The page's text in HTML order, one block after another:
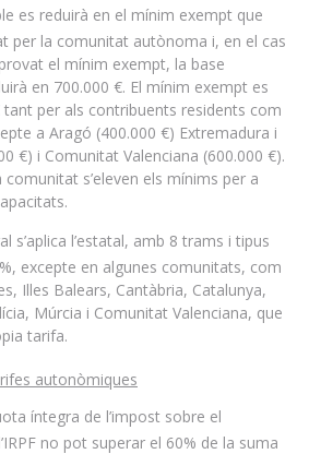
es reduirà en el mínim exempt que
per la comunitat autònoma i, en el cas
el mínim exempt, la base
en 700.000 €. El mínim exempt es
tant per als contribuents residents com
a Aragó (400.000 €) Extremadura i
€) i Comunitat Valenciana (600.000 €).
s’eleven els mínims per a
s’aplica l’estatal, amb 8 trams i tipus
excepte en algunes comunitats, com
Illes Balears, Cantàbria, Catalunya,
Múrcia i Comunitat Valenciana, que
tarifa.
autonòmiques
íntegra de l’impost sobre el
no pot superar el 60% de la suma